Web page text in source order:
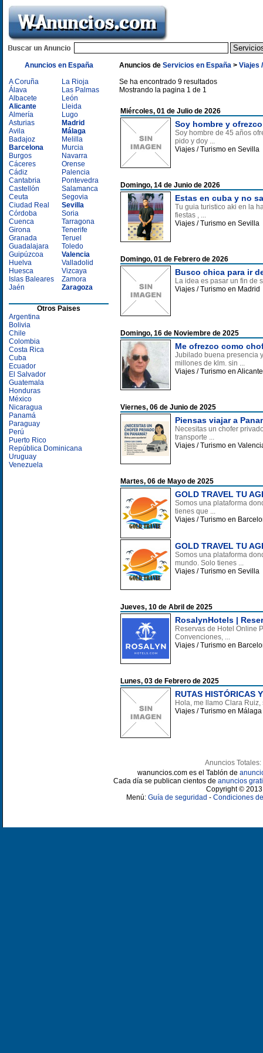
Anuncios en España
A Coruña
Álava
Albacete
Alicante
Almería
Asturias
Avila
Badajoz
Barcelona
Burgos
Cáceres
Cádiz
Cantabria
Castellón
Ceuta
Ciudad Real
Córdoba
Cuenca
Girona
Granada
Guadalajara
Guipúzcoa
Huelva
Huesca
Islas Baleares
Jaén
La Rioja
Las Palmas
León
Lleida
Lugo
Madrid
Málaga
Melilla
Murcia
Navarra
Orense
Palencia
Pontevedra
Salamanca
Segovia
Sevilla
Soria
Tarragona
Tenerife
Teruel
Toledo
Valencia
Valladolid
Vizcaya
Zamora
Zaragoza
Otros Paises
Argentina
Bolivia
Chile
Colombia
Costa Rica
Cuba
Ecuador
El Salvador
Guatemala
Honduras
México
Nicaragua
Panamá
Paraguay
Perú
Puerto Rico
República Dominicana
Uruguay
Venezuela
Anuncios de Servicios en España > Viajes
Se ha encontrado 9 resultados
Mostrando la pagina 1 de 1
Miércoles, 01 de Julio de 2026
Soy hombre y
Soy hombre de 45 años
pido y doy ...
Viajes / Turismo en Sevilla
Domingo, 14 de Junio de 2026
Estas en cuba y no
Tu guia turistico aki en la
fiestas , ...
Viajes / Turismo en Sevilla
Domingo, 01 de Febrero de 2026
Busco chica para ir
La idea es pasar un fin de
Viajes / Turismo en Madrid
Domingo, 16 de Noviembre de 2025
Me ofrezco como
Jubilado buena presencia
millones de klm. sin ...
Viajes / Turismo en Alicante
Viernes, 06 de Junio de 2025
Piensas viajar a
Necesitas un chofer
transporte ...
Viajes / Turismo en
Martes, 06 de Mayo de 2025
GOLD TRAVEL TU
Somos una plataforma
tienes que ...
Viajes / Turismo en
GOLD TRAVEL TU
Somos una plataforma
mundo. Solo tienes ...
Viajes / Turismo en Sevilla
Jueves, 10 de Abril de 2025
RosalynHotels |
Reservas de Hotel Online
Convenciones, ...
Viajes / Turismo en
Lunes, 03 de Febrero de 2025
RUTAS HISTÓRICAS
Hola, me llamo Clara
Viajes / Turismo en Málaga
Anuncios Totales:
wanuncios.com es el Tablón de
Cada día se publican cientos de anuncios
Copyright ©
Menú: Guía de seguridad - Condiciones